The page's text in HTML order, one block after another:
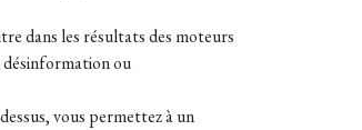
dans les résultats des moteurs
ou
vous permettez à un